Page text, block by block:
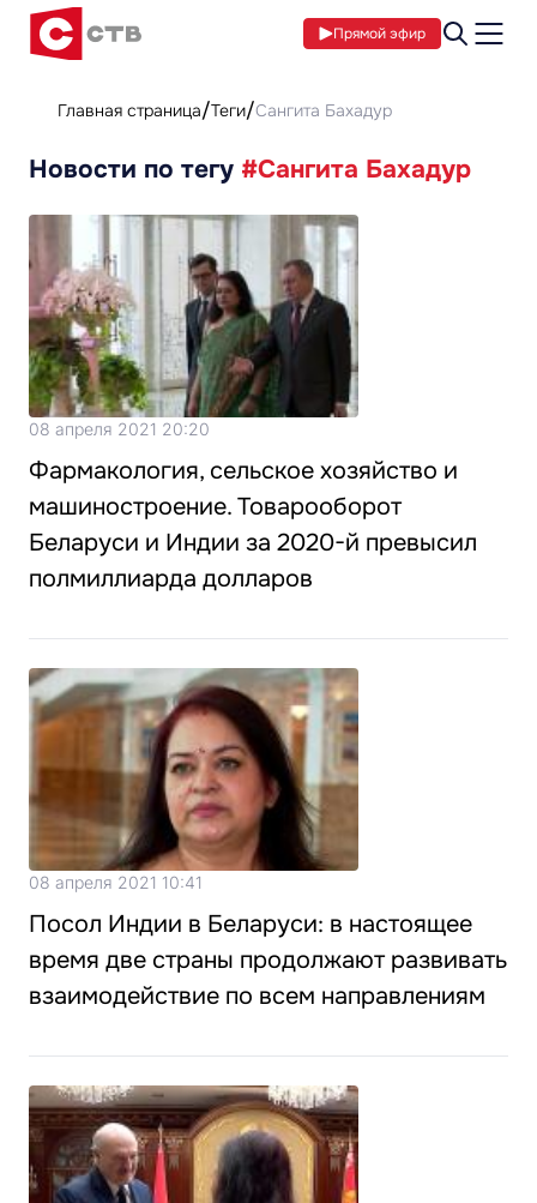
Прямой эфир
Главная страница Теги Сангита Бахадур
Новости по тегу #Сангита Бахадур
08 апреля 2021 20:20
Фармакология, сельское хозяйство и
машиностроение. Товарооборот
Беларуси и Индии за 2020-й превысил
полмиллиарда долларов
08 апреля 2021 10:41
Посол Индии в Беларуси: в настоящее
время две страны продолжают развивать
взаимодействие по всем направлениям